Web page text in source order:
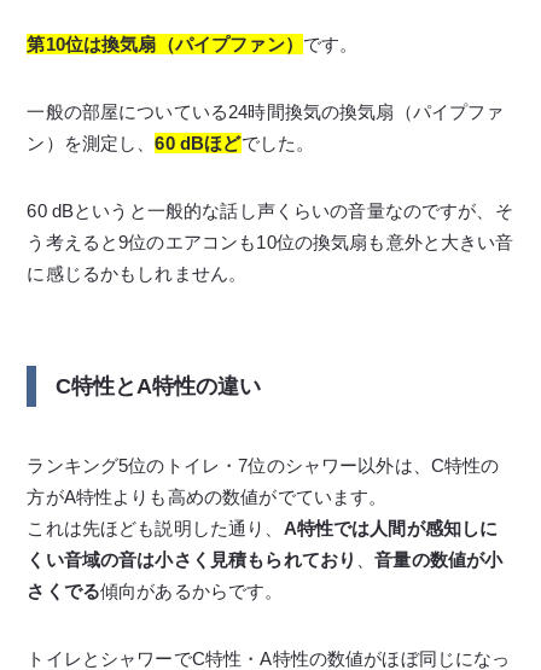
第10位は換気扇（パイプファン） です。
一般の部屋についている24時間換気の換気扇（パイプファ
ン）を測定し、60 dBほどでした。
60 dBというと一般的な話し声くらいの音量なのですが、そ
う考えると9位のエアコンも10位の換気扇も意外と大きい音
に感じるかもしれません。
C特性とA特性の違い
ランキング5位のトイレ・7位のシャワー以外は、C特性の
方がA特性よりも高めの数値がでています。
これは先ほども説明した通り、 A特性では人間が感知しに
くい音域の音は小さく見積もられており
、音量の数値が小
さくでる傾向があるからです。
トイレとシャワーでC特性・A特性の数値がほぼ同じになっ